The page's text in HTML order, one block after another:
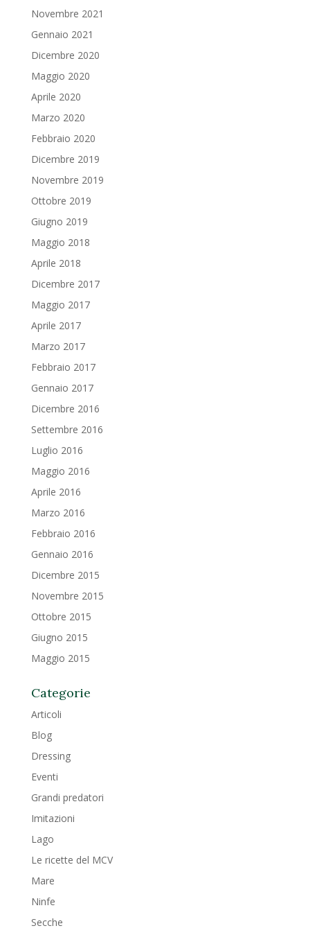
Novembre 2021
Gennaio 2021
Dicembre 2020
Maggio 2020
Aprile 2020
Marzo 2020
Febbraio 2020
Dicembre 2019
Novembre 2019
Ottobre 2019
Giugno 2019
Maggio 2018
Aprile 2018
Dicembre 2017
Maggio 2017
Aprile 2017
Marzo 2017
Febbraio 2017
Gennaio 2017
Dicembre 2016
Settembre 2016
Luglio 2016
Maggio 2016
Aprile 2016
Marzo 2016
Febbraio 2016
Gennaio 2016
Dicembre 2015
Novembre 2015
Ottobre 2015
Giugno 2015
Maggio 2015
Categorie
Articoli
Blog
Dressing
Eventi
Grandi predatori
Imitazioni
Lago
Le ricette del MCV
Mare
Ninfe
Secche